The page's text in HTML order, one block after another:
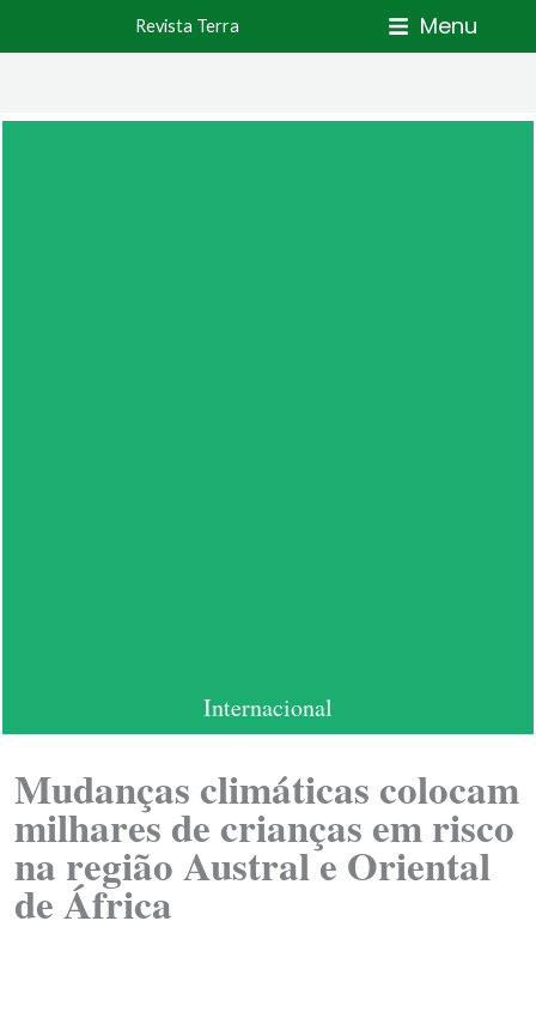
Revista Terra Menu
Internacional
Mudanças climáticas colocam
milhares de crianças em risco
na região Austral e Oriental
de África